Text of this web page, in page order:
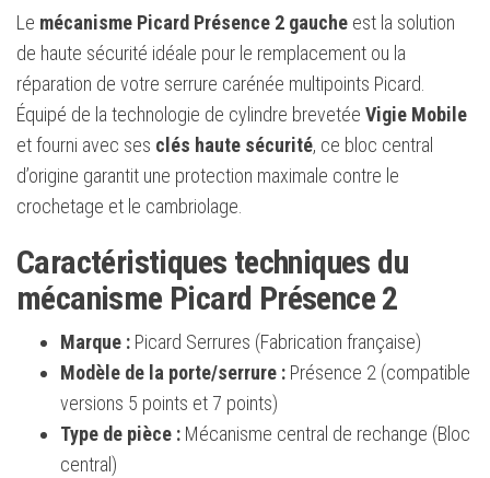
Le mécanisme Picard Présence 2 gauche est la solution
de haute sécurité idéale pour le remplacement ou la
réparation de votre serrure carénée multipoints Picard.
Équipé de la technologie de cylindre brevetée Vigie Mobile
et fourni avec ses clés haute sécurité, ce bloc central
d’origine garantit une protection maximale contre le
crochetage et le cambriolage.
Caractéristiques techniques du
mécanisme Picard Présence 2
Marque : Picard Serrures (Fabrication française)
Modèle de la porte/serrure : Présence 2 (compatible
versions 5 points et 7 points)
Type de pièce : Mécanisme central de rechange (Bloc
central)